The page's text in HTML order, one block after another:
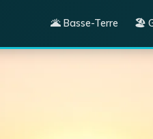
🌋 Basse-Terre 🏖️